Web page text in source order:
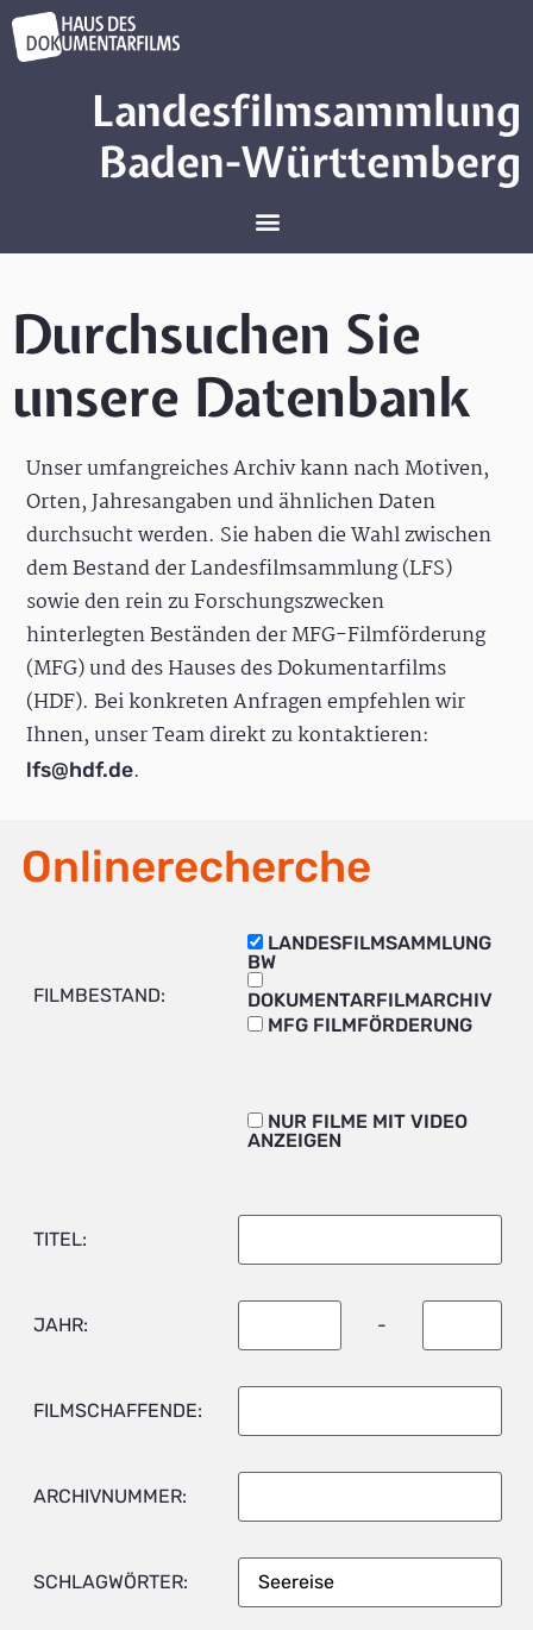
Landesfilmsammlung
Baden-Württemberg
Durchsuchen Sie
unsere Datenbank
Unser umfangreiches Archiv kann nach Motiven,
Orten, Jahresangaben und ähnlichen Daten
durchsucht werden. Sie haben die Wahl zwischen
dem Bestand der Landesfilmsammlung (LFS)
sowie den rein zu Forschungszwecken
hinterlegten Beständen der MFG-Filmförderung
(MFG) und des Hauses des Dokumentarfilms
(HDF). Bei konkreten Anfragen empfehlen wir
Ihnen, unser Team direkt zu kontaktieren:
lfs@hdf.de.
Onlinerecherche
FILMBESTAND:
LANDESFILMSAMMLUNG
BW
DOKUMENTARFILMARCHIV
MFG FILMFÖRDERUNG
NUR FILME MIT VIDEO
ANZEIGEN
TITEL:
JAHR: -
FILMSCHAFFENDE:
ARCHIVNUMMER:
SCHLAGWÖRTER: